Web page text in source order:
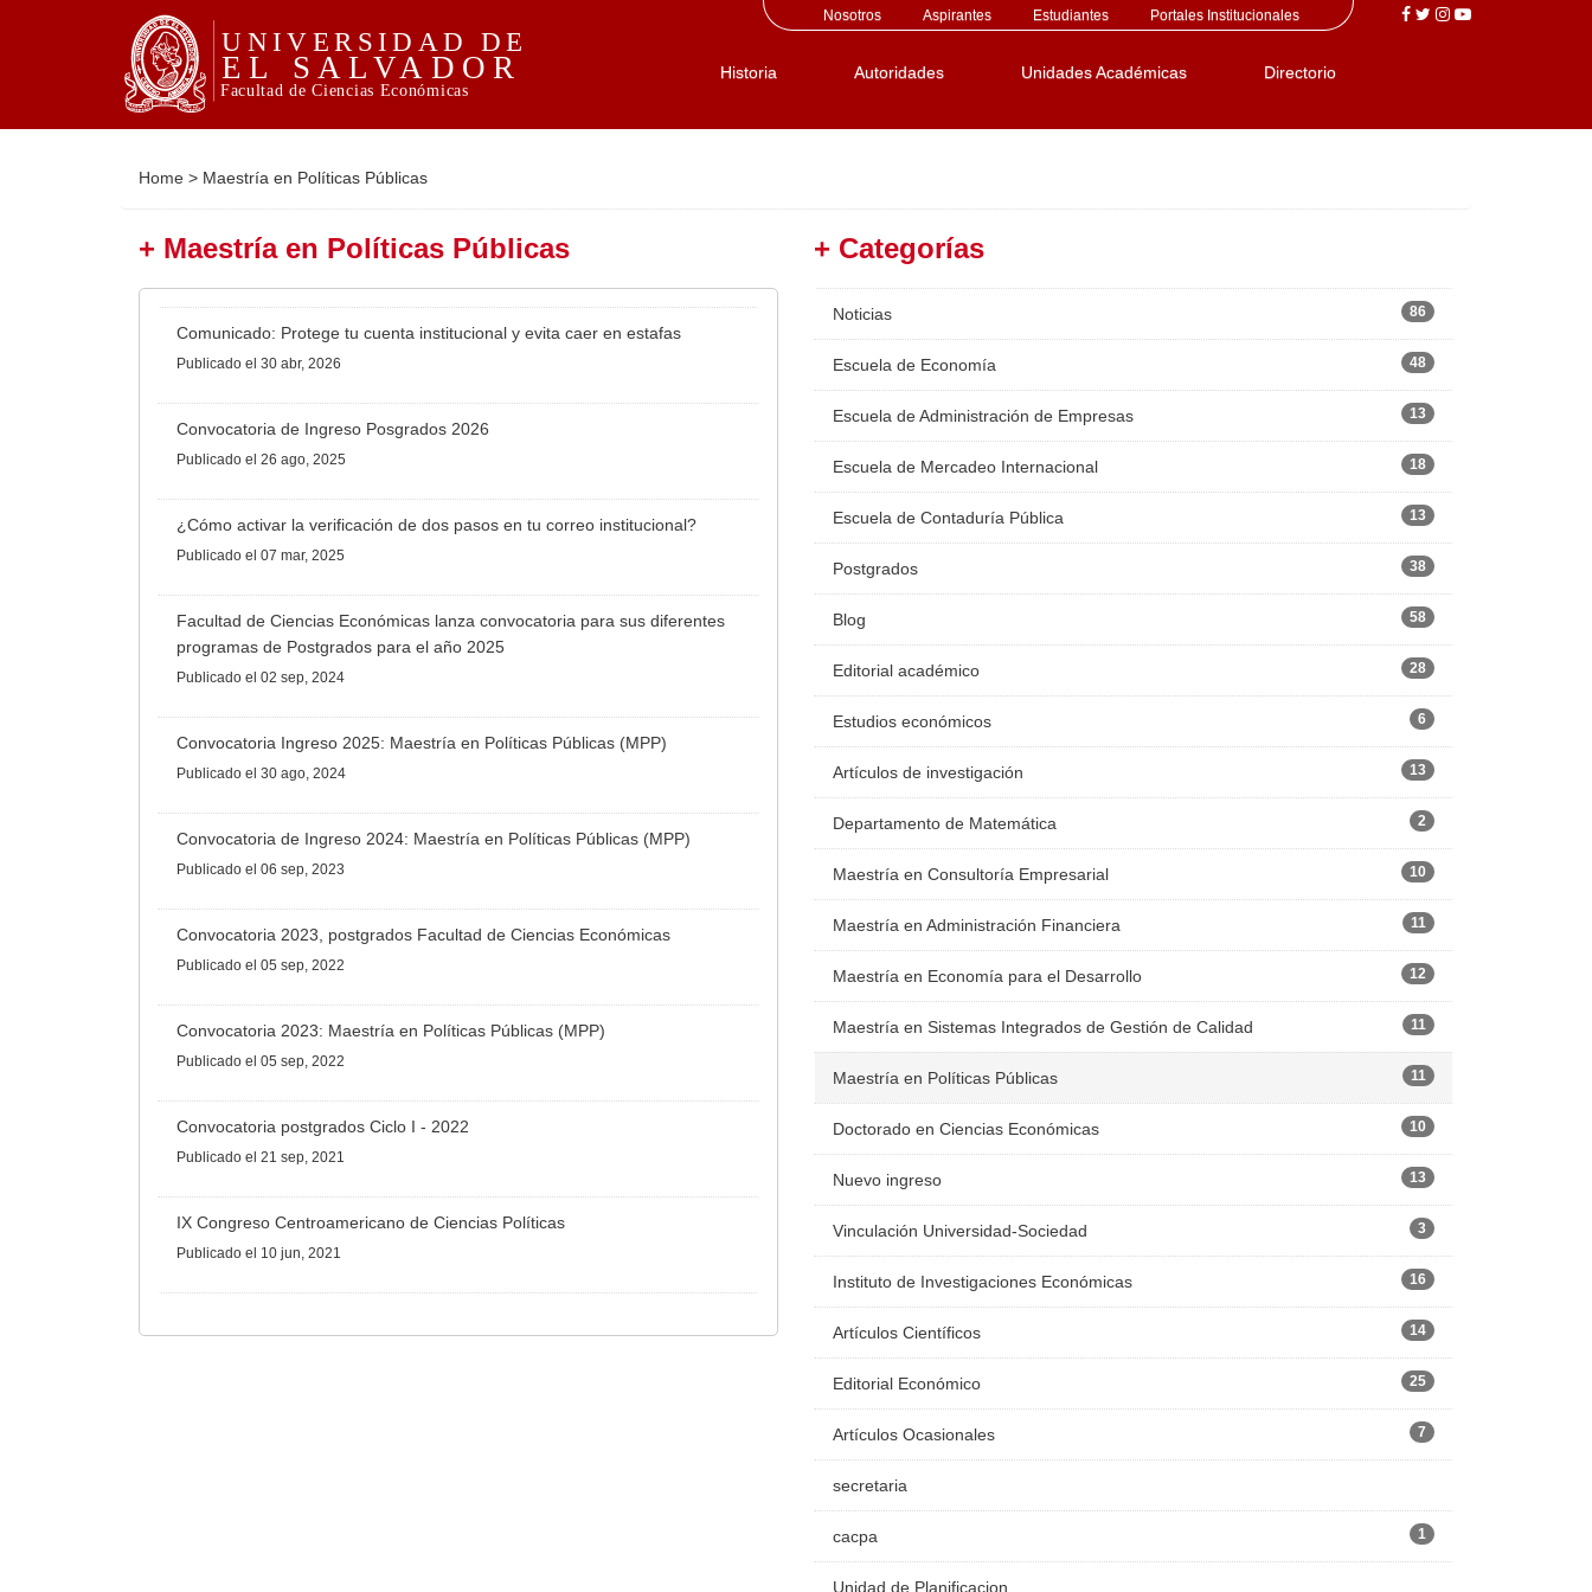
Nosotros Aspirantes Estudiantes Portales Institucionales
Historia Autoridades Unidades Académicas Directorio
Home > Maestría en Políticas Públicas
+ Maestría en Políticas Públicas
Comunicado: Protege tu cuenta institucional y evita caer en estafas
Publicado el 30 abr, 2026
Convocatoria de Ingreso Posgrados 2026
Publicado el 26 ago, 2025
¿Cómo activar la verificación de dos pasos en tu correo institucional?
Publicado el 07 mar, 2025
Facultad de Ciencias Económicas lanza convocatoria para sus diferentes
programas de Postgrados para el año 2025
Publicado el 02 sep, 2024
Convocatoria Ingreso 2025: Maestría en Políticas Públicas (MPP)
Publicado el 30 ago, 2024
Convocatoria de Ingreso 2024: Maestría en Políticas Públicas (MPP)
Publicado el 06 sep, 2023
Convocatoria 2023, postgrados Facultad de Ciencias Económicas
Publicado el 05 sep, 2022
Convocatoria 2023: Maestría en Políticas Públicas (MPP)
Publicado el 05 sep, 2022
Convocatoria postgrados Ciclo I - 2022
Publicado el 21 sep, 2021
IX Congreso Centroamericano de Ciencias Políticas
Publicado el 10 jun, 2021
+ Categorías
Noticias 86
Escuela de Economía 48
Escuela de Administración de Empresas 13
Escuela de Mercadeo Internacional 18
Escuela de Contaduría Pública 13
Postgrados 38
Blog 58
Editorial académico 28
Estudios económicos 6
Artículos de investigación 13
Departamento de Matemática 2
Maestría en Consultoría Empresarial 10
Maestría en Administración Financiera 11
Maestría en Economía para el Desarrollo 12
Maestría en Sistemas Integrados de Gestión de Calidad 11
Maestría en Políticas Públicas 11
Doctorado en Ciencias Económicas 10
Nuevo ingreso 13
Vinculación Universidad-Sociedad 3
Instituto de Investigaciones Económicas 16
Artículos Científicos 14
Editorial Económico 25
Artículos Ocasionales 7
secretaria
cacpa 1
Unidad de Planificacion